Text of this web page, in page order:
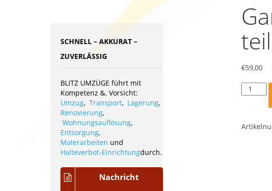
€59,00
SCHNELL – AKKURAT –
ZUVERLÄSSIG
BLITZ UMZÜGE führt mit
Kompetenz &. Vorsicht:
Umzug, Transport, Lagerung,
Renovierung,
Wohnungsauflösung,
Entsorgung,
Malerarbeiten und
Halteverbot-Einrichtungdurch.
Nachricht